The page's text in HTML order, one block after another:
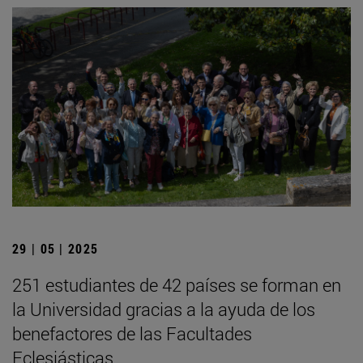
29 | 05 | 2025
251 estudiantes de 42 países se forman en
la Universidad gracias a la ayuda de los
benefactores de las Facultades
Eclesiásticas